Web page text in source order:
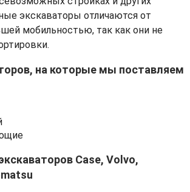
экскаваторы отличаются от
мобильностью, так как они не
на которые мы поставляем
Case, Volvo,